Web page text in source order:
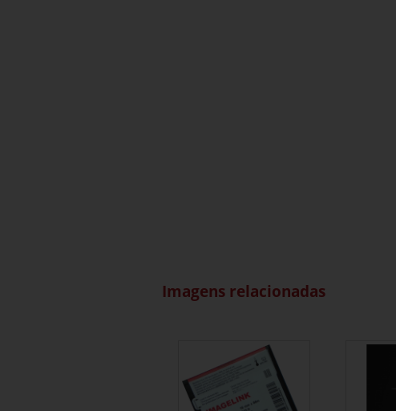
Imagens relacionadas